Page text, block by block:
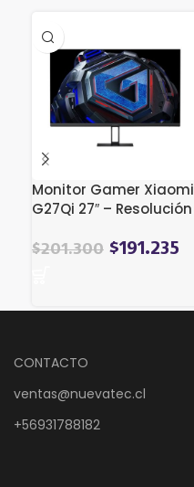
Monitor Gamer Xiaomi
G27Qi 27″ – Resolución
$201.300 $191.235
CONTACTO
ventas@nuevatec.cl
+56931788182